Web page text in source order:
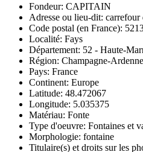
Fondeur: CAPITAIN
Adresse ou lieu-dit: carrefour
Code postal (en France):
Localité: Fays
Département: 52 - Haute-
Région: Champagne-Ardenne
Pays: France
Continent: Europe
Latitude: 48.472067
Longitude: 5.035375
Matériau: Fonte
Type d'oeuvre: Fontaines et
Morphologie: fontaine
Titulaire(s) et droits sur les